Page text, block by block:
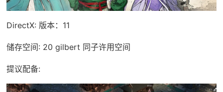
DirectX: 版本：11
储存空间: 20 gilbert 同子许用空间
提议配备: